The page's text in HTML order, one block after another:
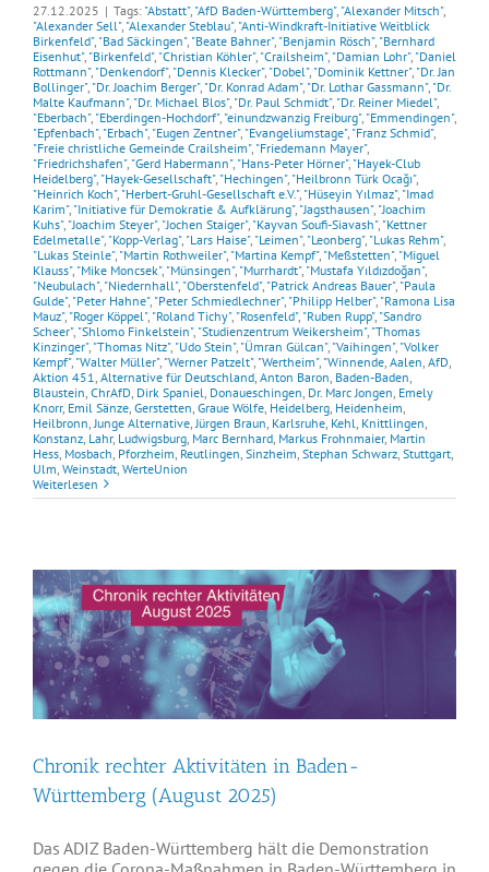
27.12.2025 | Tags: "Abstatt", "AfD Baden-Württemberg", "Alexander Mitsch",
"Alexander Sell", "Alexander Steblau", "Anti-Windkraft-Initiative Weitblick
Birkenfeld", "Bad Säckingen", "Beate Bahner", "Benjamin Rösch", "Bernhard
Eisenhut", "Birkenfeld", "Christian Köhler", "Crailsheim", "Damian Lohr", "Daniel
Rottmann", "Denkendorf", "Dennis Klecker", "Dobel", "Dominik Kettner", "Dr. Jan
Bollinger", "Dr. Joachim Berger", "Dr. Konrad Adam", "Dr. Lothar Gassmann", "Dr.
Malte Kaufmann", "Dr. Michael Blos", "Dr. Paul Schmidt", "Dr. Reiner Miedel",
"Eberbach", "Eberdingen-Hochdorf", "einundzwanzig Freiburg", "Emmendingen",
"Epfenbach", "Erbach", "Eugen Zentner", "Evangeliumstage", "Franz Schmid",
"Freie christliche Gemeinde Crailsheim", "Friedemann Mayer",
"Friedrichshafen", "Gerd Habermann", "Hans-Peter Hörner", "Hayek-Club
Heidelberg", "Hayek-Gesellschaft", "Hechingen", "Heilbronn Türk Ocağı",
"Heinrich Koch", "Herbert-Gruhl-Gesellschaft e.V.", "Hüseyin Yılmaz", "Imad
Karim", "Initiative für Demokratie & Aufklärung", "Jagsthausen", "Joachim
Kuhs", "Joachim Steyer", "Jochen Staiger", "Kayvan Soufi-Siavash", "Kettner
Edelmetalle", "Kopp-Verlag", "Lars Haise", "Leimen", "Leonberg", "Lukas Rehm",
"Lukas Steinle", "Martin Rothweiler", "Martina Kempf", "Meßstetten", "Miguel
Klauss", "Mike Moncsek", "Münsingen", "Murrhardt", "Mustafa Yıldızdoğan",
"Neubulach", "Niedernhall", "Oberstenfeld", "Patrick Andreas Bauer", "Paula
Gulde", "Peter Hahne", "Peter Schmiedlechner", "Philipp Helber", "Ramona Lisa
Mauz", "Roger Köppel", "Roland Tichy", "Rosenfeld", "Ruben Rupp", "Sandro
Scheer", "Shlomo Finkelstein", "Studienzentrum Weikersheim", "Thomas
Kinzinger", "Thomas Nitz", "Udo Stein", "Ümran Gülcan", "Vaihingen", "Volker
Kempf", "Walter Müller", "Werner Patzelt", "Wertheim", "Winnende Aalen AfD
Aktion 451 Alternative für Deutschland Anton Baron Baden-Baden
Blaustein ChrAfD Dirk Spaniel Donaueschingen Dr. Marc Jongen Emely
Knorr, Emil Sänze Gerstetten Graue Wölfe Heidelberg Heidenheim
Heilbronn Junge Alternative Jürgen Braun Karlsruhe Kehl Knittlingen
Konstanz Lahr, Ludwigsburg Marc Bernhard Markus Frohnmaier, Martin
Hess Mosbach Pforzheim Reutlingen Sinzheim Stephan Schwarz Stuttgart
Ulm Weinstadt WerteUnion
Weiterlesen
Chronik rechter Aktivitäten in Baden-
Württemberg (August 2025)
Das ADIZ Baden-Württemberg hält die Demonstration